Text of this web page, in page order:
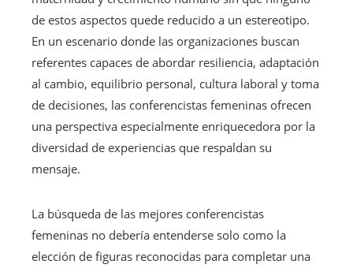
de estos aspectos quede reducido a un estereotipo.
En un escenario donde las organizaciones buscan
referentes capaces de abordar resiliencia, adaptación
al cambio, equilibrio personal, cultura laboral y toma
de decisiones, las conferencistas femeninas ofrecen
una perspectiva especialmente enriquecedora por la
diversidad de experiencias que respaldan su
mensaje.
La búsqueda de las mejores conferencistas
femeninas no debería entenderse solo como la
elección de figuras reconocidas para completar una